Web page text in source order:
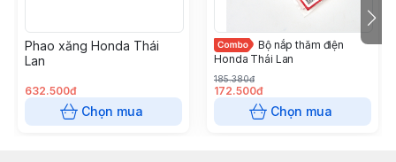
Phao xăng Honda Thái
Lan
632.500đ
Chọn mua
Bộ nắp thăm điện
Honda Thái Lan
185.380đ
172.500đ
Chọn mua